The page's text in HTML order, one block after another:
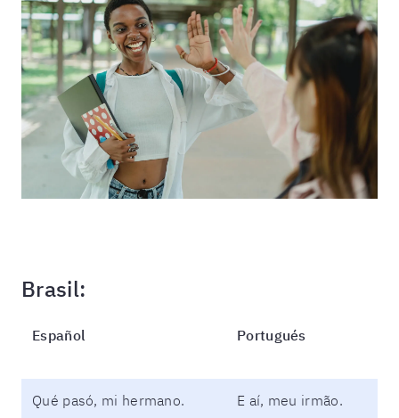
Brasil:
Español Portugués
Qué pasó, mi hermano. E aí, meu irmão.